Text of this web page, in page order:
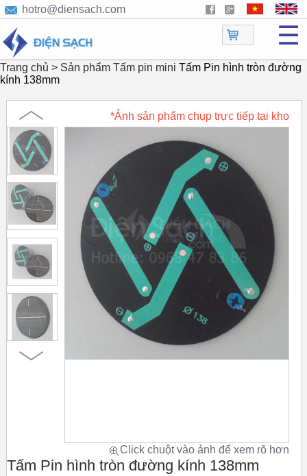
hotro@diensach.com
☰
Trang chủ > Sản phẩm Tấm pin mini Tấm Pin hình tròn đường
kính 138mm
*Ảnh sản phẩm chụp trực tiếp tại kho
Click chuột vào ảnh để xem rõ hơn
Tấm Pin hình tròn đường kính 138mm